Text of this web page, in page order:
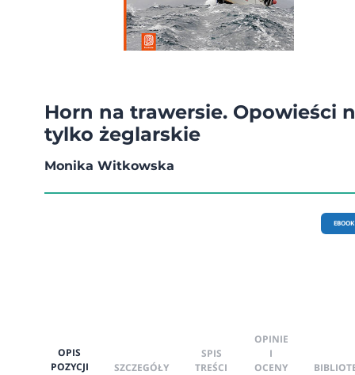
Horn na trawersie. Opowieści
tylko żeglarskie
Monika Witkowska
EBOOK
OPIS
POZYCJI
SZCZEGÓŁY
SPIS
TREŚCI
OPINIE
I
OCENY